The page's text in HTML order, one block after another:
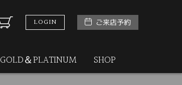
LOGIN ご来店予約
GOLD＆PLATINUM SHOP